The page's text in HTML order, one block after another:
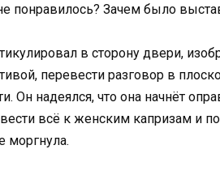
понравилось? Зачем было
в сторону двери,
перевести разговор в
Он надеялся, что она начнёт
всё к женским капризам и
моргнула.